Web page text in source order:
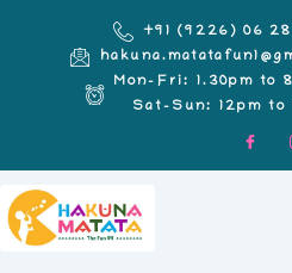
+91 (9226) 06
Mon-Fri: 1.30pm to
Sat-Sun: 12pm to